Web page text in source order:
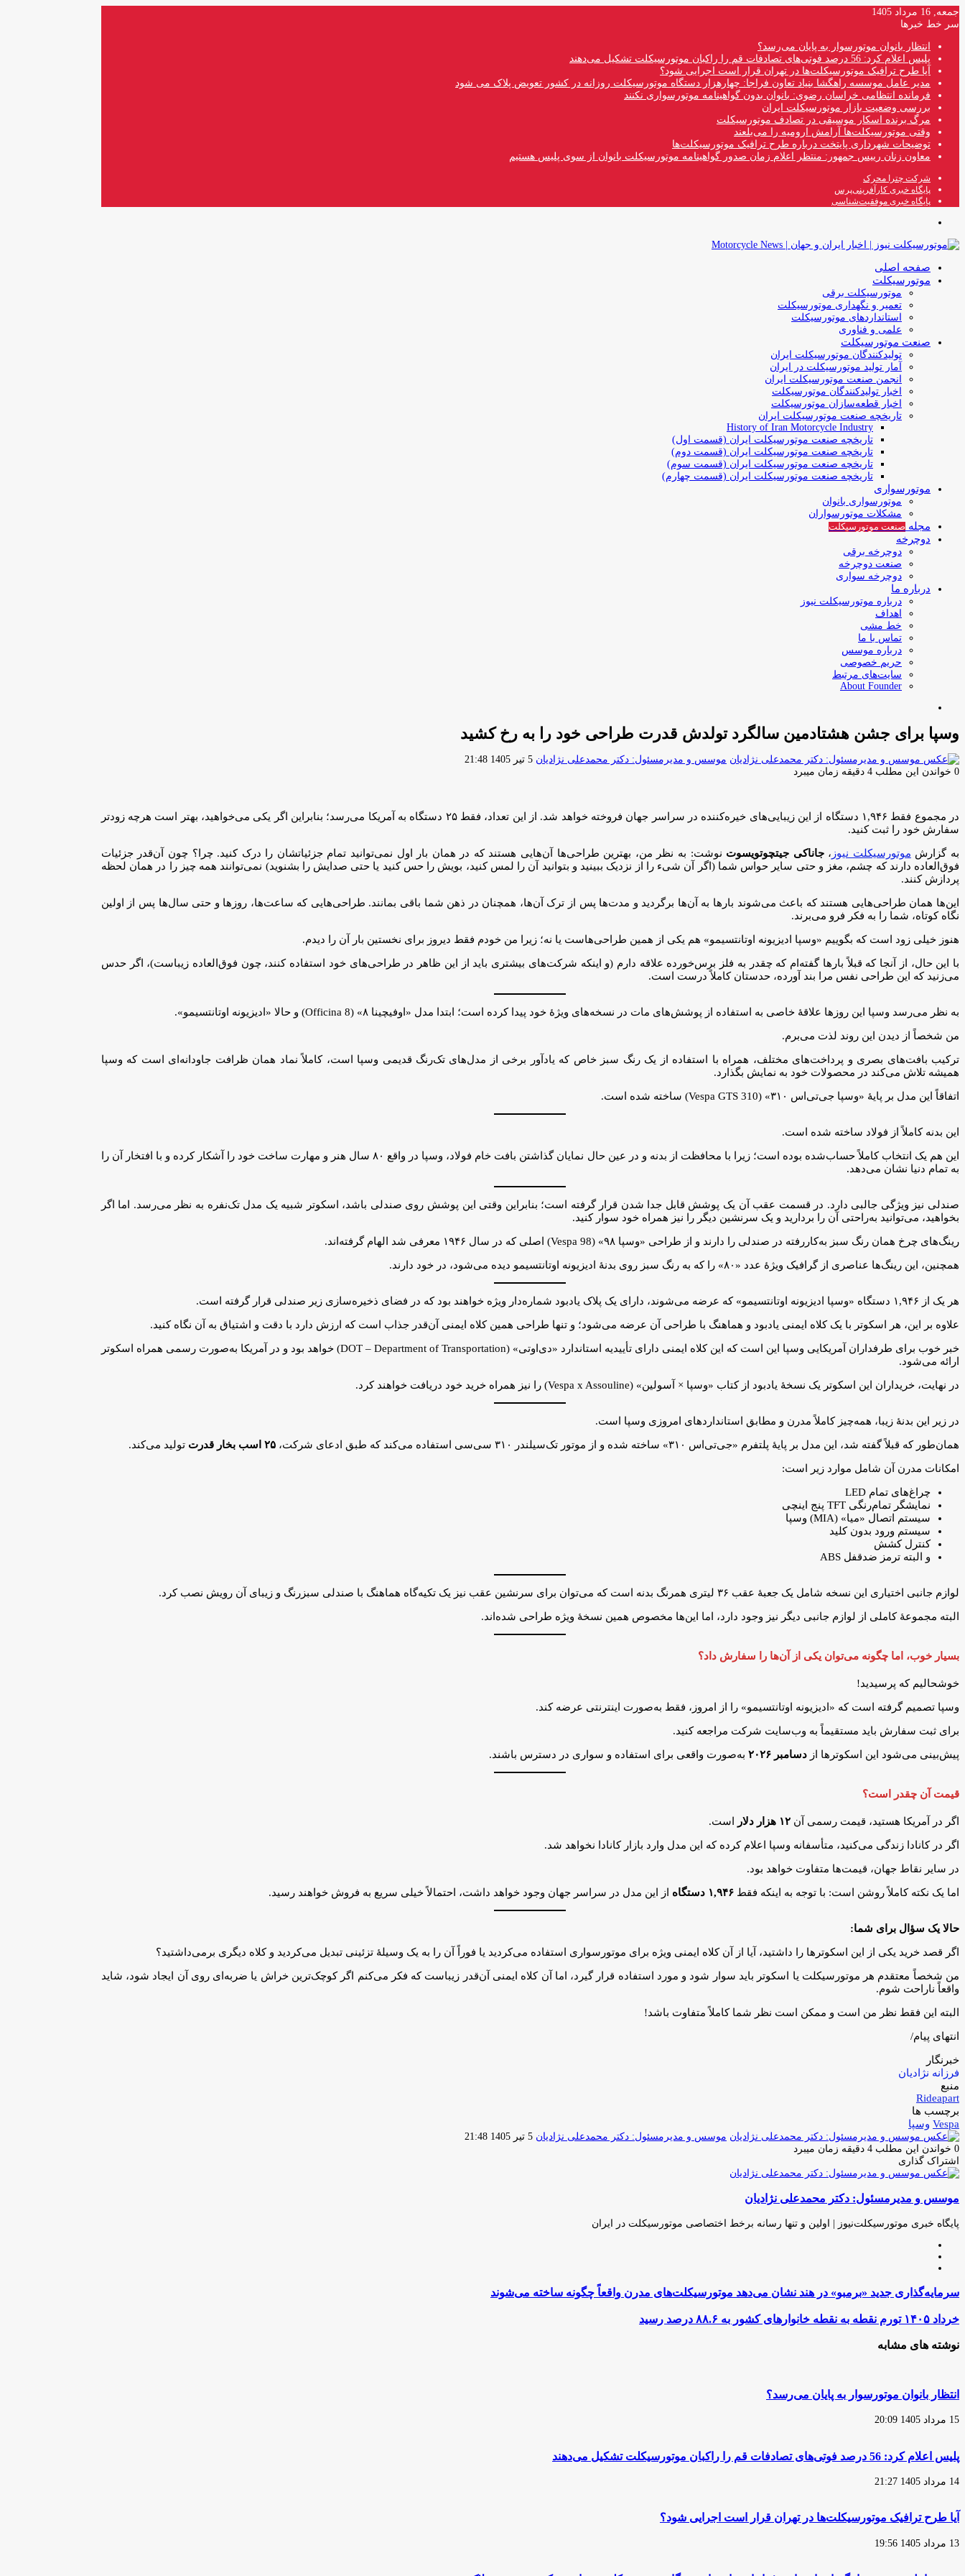
جمعه, 16 مرداد 1405
سر خط خبرها
انتظار بانوان موتورسوار به پایان می‌رسد؟
پلیس اعلام کرد: 56 درصد فوتی‌های تصادفات قم را راکبان موتورسیکلت تشکیل می‌دهند
آیا طرح ترافیک موتورسیکلت‌ها در تهران قرار است اجرایی شود؟
مدیر عامل موسسه راهگشا بنیاد تعاون فراجا: چهارهزار دستگاه موتورسیکلت روزانه در کشور تعویض پلاک می شود
فرمانده انتظامی خراسان رضوی: بانوان بدون گواهینامه موتورسواری نکنند
بررسی وضعیت بازار موتورسیکلت ایران
مرگ برنده اسکار موسیقی در تصادف موتورسیکلت
وقتی موتورسیکلت‌ها آرامش ارومیه را می‌بلعند
توضیحات شهرداری پایتخت درباره طرح ترافیک موتورسیکلت‌ها
معاون زنان رییس جمهور: منتظر اعلام زمان صدور گواهینامه موتورسیکلت بانوان از سوی پلیس هستیم
شرکت چترا محرک
پایگاه خبری کارآفرینی‌پرس
پایگاه خبری موفقیت‌شناسی
صفحه اصلی
موتورسیکلت
موتورسیکلت برقی
تعمیر و نگهداری موتورسیکلت
استانداردهای موتورسیکلت
علمی و فناوری
صنعت موتورسیکلت
تولیدکنندگان موتورسیکلت ایران
آمار تولید موتورسیکلت در ایران
انجمن صنعت موتورسیکلت ایران
اخبار تولیدکنندگان موتورسیکلت
اخبار قطعه‌سازان موتورسیکلت
تاریخچه صنعت موتورسیکلت ایران
History of Iran Motorcycle Industry
تاریخچه صنعت موتورسیکلت ایران (قسمت اول)
تاریخچه صنعت موتورسیکلت ایران (قسمت دوم)
تاریخچه صنعت موتورسیکلت ایران (قسمت سوم)
تاریخچه صنعت موتورسیکلت ایران (قسمت چهارم)
موتورسواری
موتورسواری بانوان
مشکلات موتورسواران
مجله صنعت موتورسیکلت
دوچرخه
دوچرخه برقی
صنعت دوچرخه
دوچرخه سواری
درباره ما
درباره موتورسیکلت نیوز
اهداف
خط مشی
تماس با ما
درباره موسس
حریم خصوصی
سایت‌های مرتبط
About Founder
وسپا برای جشن هشتادمین سالگرد تولدش قدرت طراحی خود را به رخ کشید
موسس و مدیرمسئول: دکتر محمدعلی نژادیان ارسال
5 تیر 1405 21:48
0 خواندن این مطلب 4 دقیقه زمان میبرد
در مجموع فقط ۱,۹۴۶ دستگاه از این زیبایی‌های خیره‌کننده در سراسر جهان فروخته خواهد شد. از این تعداد، فقط ۲۵ دستگاه به آمریکا می‌رسد؛ بنابراین اگر یکی می‌خواهید، بهتر است هرچه زودتر
سفارش خود را ثبت کنید.
به گزارش موتورسیکلت نیوز ،جاناکی جیتچوتویسوت نوشت: به نظر من، بهترین طراحی‌ها آن‌هایی هستند که در همان بار اول نمی‌توانید تمام جزئیاتشان را درک کنید. چرا؟ چون آن‌قدر جزئیات
فوق‌العاده دارند که چشم، مغز و حتی سایر حواس شما (اگر آن شیء را از نزدیک ببینید و بتوانید آن را لمس کنید، بویش را حس کنید یا حتی صدایش را بشنوید) نمی‌توانند همه چیز را در همان لحظه
پردازش کنند.
این‌ها همان طراحی‌هایی هستند که باعث می‌شوند بارها به آن‌ها برگردید و مدت‌ها پس از ترک آن‌ها، همچنان در ذهن شما باقی بمانند. طراحی‌هایی که ساعت‌ها، روزها و حتی سال‌ها پس از اولین
نگاه کوتاه، شما را به فکر فرو می‌برند.
هنوز خیلی زود است که بگوییم «وسپا ادیزیونه اوتانتسیمو» هم یکی از همین طراحی‌هاست یا نه؛ زیرا من خودم فقط دیروز برای نخستین بار آن را دیدم.
با این حال، از آنجا که قبلاً بارها گفته‌ام که چقدر به فلز برس‌خورده علاقه دارم (و اینکه شرکت‌های بیشتری باید از این ظاهر در طراحی‌های خود استفاده کنند، چون فوق‌العاده زیباست)، اگر حدس
می‌زنید که این طراحی نفس مرا بند آورده، حدستان کاملاً درست است.
به نظر می‌رسد وسپا این روزها علاقهٔ خاصی به استفاده از پوشش‌های مات در نسخه‌های ویژهٔ خود پیدا کرده است؛ ابتدا مدل «اوفیچینا ۸» (Officina 8) و حالا «ادیزیونه اوتانتسیمو».
من شخصاً از دیدن این روند لذت می‌برم.
ترکیب بافت‌های بصری و پرداخت‌های مختلف، همراه با استفاده از یک رنگ سبز خاص که یادآور برخی از مدل‌های تک‌رنگ قدیمی وسپا است، کاملاً نماد همان ظرافت جاودانه‌ای است که وسپا
همیشه تلاش می‌کند در محصولات خود به نمایش بگذارد.
اتفاقاً این مدل بر پایهٔ «وسپا جی‌تی‌اس ۳۱۰» (Vespa GTS 310) ساخته شده است.
این بدنه کاملاً از فولاد ساخته شده است.
این هم یک انتخاب کاملاً حساب‌شده بوده است؛ زیرا با محافظت از بدنه و در عین حال نمایان گذاشتن بافت خام فولاد، وسپا در واقع ۸۰ سال هنر و مهارت ساخت خود را آشکار کرده و با افتخار آن را
به تمام دنیا نشان می‌دهد.
صندلی نیز ویژگی جالبی دارد. در قسمت عقب آن یک پوشش قابل جدا شدن قرار گرفته است؛ بنابراین وقتی این پوشش روی صندلی باشد، اسکوتر شبیه یک مدل تک‌نفره به نظر می‌رسد. اما اگر
بخواهید، می‌توانید به‌راحتی آن را بردارید و یک سرنشین دیگر را نیز همراه خود سوار کنید.
رینگ‌های چرخ همان رنگ سبز به‌کاررفته در صندلی را دارند و از طراحی «وسپا ۹۸» (Vespa 98) اصلی که در سال ۱۹۴۶ معرفی شد الهام گرفته‌اند.
همچنین، این رینگ‌ها عناصری از گرافیک ویژهٔ عدد «۸۰» را که به رنگ سبز روی بدنهٔ ادیزیونه اوتانتسیمو دیده می‌شود، در خود دارند.
هر یک از ۱,۹۴۶ دستگاه «وسپا ادیزیونه اوتانتسیمو» که عرضه می‌شوند، دارای یک پلاک یادبود شماره‌دار ویژه خواهند بود که در فضای ذخیره‌سازی زیر صندلی قرار گرفته است.
علاوه بر این، هر اسکوتر با یک کلاه ایمنی یادبود و هماهنگ با طراحی آن عرضه می‌شود؛ و تنها طراحی همین کلاه ایمنی آن‌قدر جذاب است که ارزش دارد با دقت و اشتیاق به آن نگاه کنید.
خبر خوب برای طرفداران آمریکایی وسپا این است که این کلاه ایمنی دارای تأییدیه استاندارد «دی‌او‌تی» (DOT – Department of Transportation) خواهد بود و در آمریکا به‌صورت رسمی همراه اسکوتر
ارائه می‌شود.
در نهایت، خریداران این اسکوتر یک نسخهٔ یادبود از کتاب «وسپا × آسولین» (Vespa x Assouline) را نیز همراه خرید خود دریافت خواهند کرد.
در زیر این بدنهٔ زیبا، همه‌چیز کاملاً مدرن و مطابق استانداردهای امروزی وسپا است.
همان‌طور که قبلاً گفته شد، این مدل بر پایهٔ پلتفرم «جی‌تی‌اس ۳۱۰» ساخته شده و از موتور تک‌سیلندر ۳۱۰ سی‌سی استفاده می‌کند که طبق ادعای شرکت، ۲۵ اسب بخار قدرت تولید می‌کند.
امکانات مدرن آن شامل موارد زیر است:
چراغ‌های تمام LED
نمایشگر تمام‌رنگی TFT پنج اینچی
سیستم اتصال «میا» (MIA) وسپا
سیستم ورود بدون کلید
کنترل کشش
و البته ترمز ضدقفل ABS
لوازم جانبی اختیاری این نسخه شامل یک جعبهٔ عقب ۳۶ لیتری همرنگ بدنه است که می‌توان برای سرنشین عقب نیز یک تکیه‌گاه هماهنگ با صندلی سبزرنگ و زیبای آن رویش نصب کرد.
البته مجموعهٔ کاملی از لوازم جانبی دیگر نیز وجود دارد، اما این‌ها مخصوص همین نسخهٔ ویژه طراحی شده‌اند.
بسیار خوب، اما چگونه می‌توان یکی از آن‌ها را سفارش داد؟
خوشحالیم که پرسیدید!
وسپا تصمیم گرفته است که «ادیزیونه اوتانتسیمو» را از امروز، فقط به‌صورت اینترنتی عرضه کند.
برای ثبت سفارش باید مستقیماً به وب‌سایت شرکت مراجعه کنید.
پیش‌بینی می‌شود این اسکوترها از دسامبر ۲۰۲۶ به‌صورت واقعی برای استفاده و سواری در دسترس باشند.
قیمت آن چقدر است؟
اگر در آمریکا هستید، قیمت رسمی آن ۱۲ هزار دلار است.
اگر در کانادا زندگی می‌کنید، متأسفانه وسپا اعلام کرده که این مدل وارد بازار کانادا نخواهد شد.
در سایر نقاط جهان، قیمت‌ها متفاوت خواهد بود.
اما یک نکته کاملاً روشن است: با توجه به اینکه فقط ۱,۹۴۶ دستگاه از این مدل در سراسر جهان وجود خواهد داشت، احتمالاً خیلی سریع به فروش خواهند رسید.
حالا یک سؤال برای شما:
اگر قصد خرید یکی از این اسکوترها را داشتید، آیا از آن کلاه ایمنی ویژه برای موتورسواری استفاده می‌کردید یا فوراً آن را به یک وسیلهٔ تزئینی تبدیل می‌کردید و کلاه دیگری برمی‌داشتید؟
من شخصاً معتقدم هر موتورسیکلت یا اسکوتر باید سوار شود و مورد استفاده قرار گیرد، اما آن کلاه ایمنی آن‌قدر زیباست که فکر می‌کنم اگر کوچک‌ترین خراش یا ضربه‌ای روی آن ایجاد شود، شاید
واقعاً ناراحت شوم.
البته این فقط نظر من است و ممکن است نظر شما کاملاً متفاوت باشد!
انتهای پیام/
خبرنگار
فرزانه نژادیان
منبع
Rideapart
برچسب ها
Vespa وسپا
موسس و مدیرمسئول: دکتر محمدعلی نژادیان ارسال
5 تیر 1405 21:48
0 خواندن این مطلب 4 دقیقه زمان میبرد
اشتراک گذاری
فیس
توئیتر
لینکدین
واتس
تلگرام
اشتراک
از
ایمیل
چاپ
موسس و مدیرمسئول: دکتر محمدعلی نژادیان
پایگاه خبری موتورسیکلت‌نیوز | اولین و تنها رسانه برخط اختصاصی موتورسیکلت در ایران
سرمایه‌گذاری
«برمبو»
در
هند
نشان
مدرن
واقعاً
چگونه
ساخته
سرمایه‌گذاری جدید «برمبو» در هند نشان می‌دهد موتورسیکلت‌های مدرن واقعاً چگونه ساخته می‌شوند
خرداد
۱۴۰۵
تورم
نقطه
خانوارهای
کشور
به
۸۸.۶
رسید
خرداد ۱۴۰۵ تورم نقطه به نقطه خانوارهای کشور به ۸۸.۶ درصد رسید
نوشته های مشابه
انتظار بانوان موتورسوار به پایان می‌رسد؟
15 مرداد 1405 20:09
پلیس اعلام کرد: 56 درصد فوتی‌های تصادفات قم را راکبان موتورسیکلت تشکیل می‌دهند
14 مرداد 1405 21:27
آیا طرح ترافیک موتورسیکلت‌ها در تهران قرار است اجرایی شود؟
13 مرداد 1405 19:56